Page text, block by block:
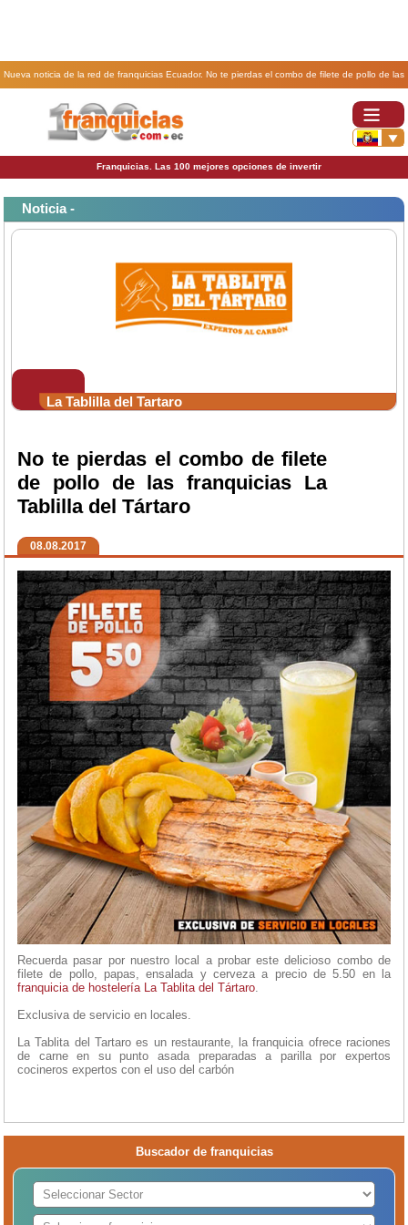
Nueva noticia de la red de franquicias Ecuador. No te pierdas el combo de filete de pollo de las
Franquicias. Las 100 mejores opciones de invertir
Noticia -
La Tablilla del Tartaro
No te pierdas el combo de filete
de pollo de las franquicias La
Tablilla del Tártaro
08.08.2017
Recuerda pasar por nuestro local a probar este delicioso combo de
filete de pollo, papas, ensalada y cerveza a precio de 5.50 en la
franquicia de hostelería La Tablita del Tártaro
Exclusiva de servicio en locales.
La Tablita del Tartaro es un restaurante, la franquicia ofrece raciones
de carne en su punto asada preparadas a parilla por expertos
cocineros expertos con el uso del carbón
Buscador de franquicias